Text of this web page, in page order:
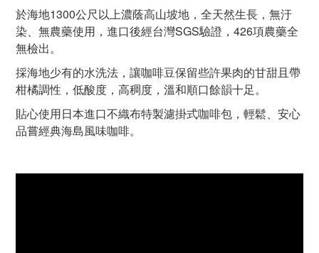
於海地1300公尺以上濃蔭高山坡地，全天然生長，無汙
染、無農藥使用，進口後經台灣SGS驗證，426項農藥全
無檢出。
採海地少有的水洗法，讓咖啡豆保留些許果肉的甘甜且帶
柑橘調性，低酸度，高稠度，溫和順口餘韻十足。
貼心使用日本進口不織布特製濾掛式咖啡包，輕鬆、安心
品嘗經典海島風味咖啡。